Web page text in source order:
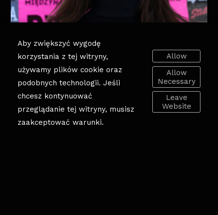
Aby zwiększyć wygodę
korzystania z tej witryny,
używamy plików cookie oraz
podobnych technologii. Jeśli
chcesz kontynuować
przeglądanie tej witryny, musisz
zaakceptować warunki.
Allow
Allow
Necessary
Leave
Website